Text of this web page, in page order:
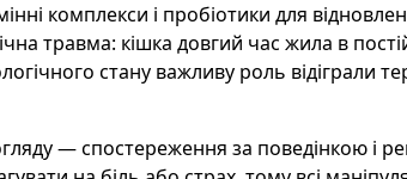
комплекси і пробіотики для
травма: кішка довгий час жила в
стану важливу роль відіграли
— спостереження за поведінкою і